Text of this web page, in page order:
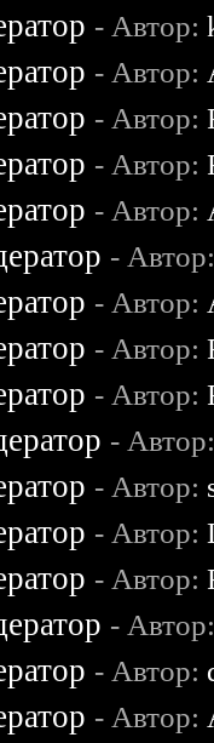
- Автор:
- Автор:
- Автор:
- Автор:
- Автор:
-
- Автор:
- Автор:
- Автор:
-
- Автор:
- Автор:
- Автор:
-
- Автор:
- Автор: